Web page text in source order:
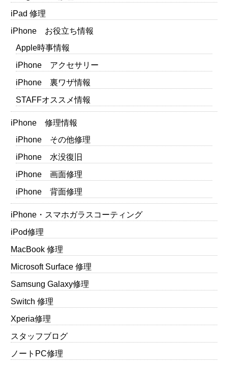
iPad 修理
iPhone お役立ち情報
Apple時事情報
iPhone アクセサリー
iPhone 裏ワザ情報
STAFFオススメ情報
iPhone 修理情報
iPhone その他修理
iPhone 水没復旧
iPhone 画面修理
iPhone 背面修理
iPhone・スマホガラスコーティング
iPod修理
MacBook 修理
Microsoft Surface 修理
Samsung Galaxy修理
Switch 修理
Xperia修理
スタッフブログ
ノートPC修理